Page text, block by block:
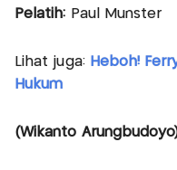
Pelatih: Paul Munster
Lihat juga: Heboh!
Hukum
(Wikanto